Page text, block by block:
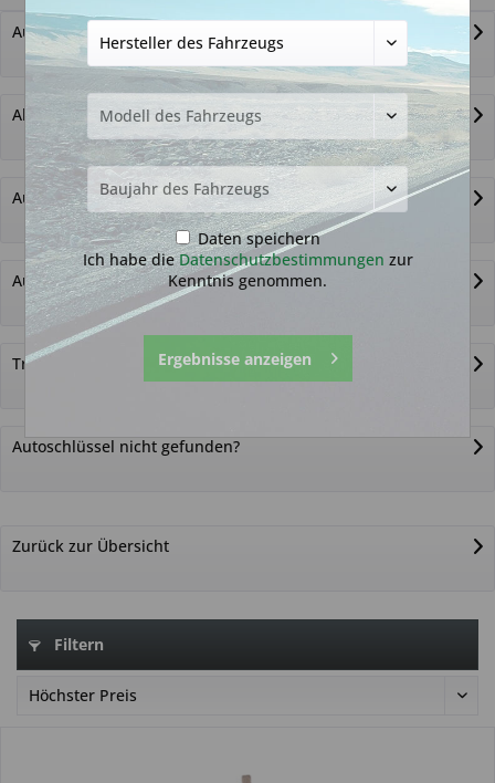
Autoschlüssel mit Funk
Alternativ-Funkautoschlüssel
Autoschlüssel ohne Funk
Autoschlüsselgehäuse und Zubehör
Transponder
Autoschlüssel nicht gefunden?
Zurück zur Übersicht
Filtern
Daten speichern
Ich habe dieDatenschutzbestimmungen zur
Kenntnis genommen.
Ergebnisse anzeigen